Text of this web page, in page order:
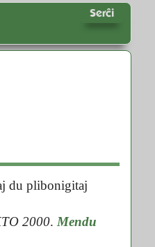
Serĉi
du plibonigitaj
2000. Mendu